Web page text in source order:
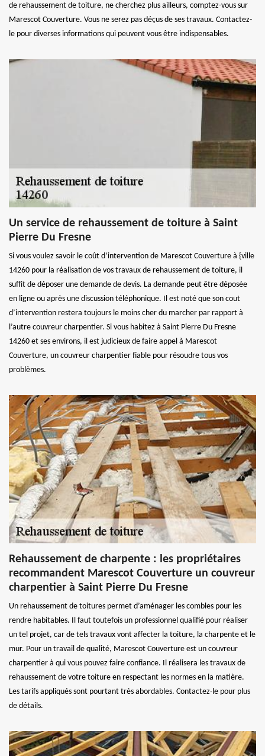
de rehaussement de toiture, ne cherchez plus ailleurs, comptez-vous sur
Marescot Couverture. Vous ne serez pas déçus de ses travaux. Contactez-
le pour diverses informations qui peuvent vous être indispensables.
Un service de rehaussement de toiture à Saint
Pierre Du Fresne
Si vous voulez savoir le coût d’intervention de Marescot Couverture à {ville
14260 pour la réalisation de vos travaux de rehaussement de toiture, il
suffit de déposer une demande de devis. La demande peut être déposée
en ligne ou après une discussion téléphonique. Il est noté que son cout
d’intervention restera toujours le moins cher du marcher par rapport à
l’autre couvreur charpentier. Si vous habitez à Saint Pierre Du Fresne
14260 et ses environs, il est judicieux de faire appel à Marescot
Couverture, un couvreur charpentier fiable pour résoudre tous vos
problèmes.
Rehaussement de charpente : les propriétaires
recommandent Marescot Couverture un couvreur
charpentier à Saint Pierre Du Fresne
Un rehaussement de toitures permet d’aménager les combles pour les
rendre habitables. Il faut toutefois un professionnel qualifié pour réaliser
un tel projet, car de tels travaux vont affecter la toiture, la charpente et le
mur. Pour un travail de qualité, Marescot Couverture est un couvreur
charpentier à qui vous pouvez faire confiance. Il réalisera les travaux de
rehaussement de votre toiture en respectant les normes en la matière.
Les tarifs appliqués sont pourtant très abordables. Contactez-le pour plus
de détails.